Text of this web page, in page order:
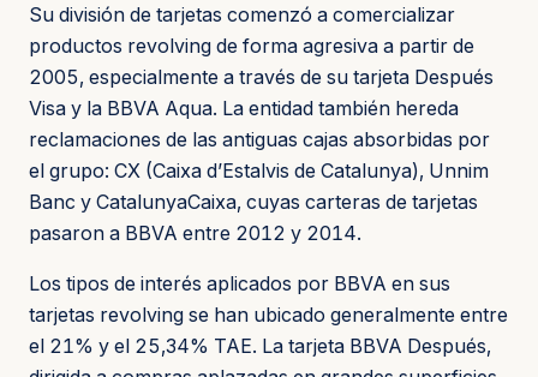
Su división de tarjetas comenzó a comercializar
productos revolving de forma agresiva a partir de
2005, especialmente a través de su tarjeta Después
Visa y la BBVA Aqua. La entidad también hereda
reclamaciones de las antiguas cajas absorbidas por
el grupo: CX (Caixa d’Estalvis de Catalunya), Unnim
Banc y CatalunyaCaixa, cuyas carteras de tarjetas
pasaron a BBVA entre 2012 y 2014.
Los tipos de interés aplicados por BBVA en sus
tarjetas revolving se han ubicado generalmente entre
el 21% y el 25,34% TAE. La tarjeta BBVA Después,